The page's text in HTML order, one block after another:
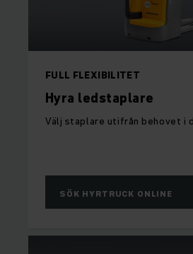
FULL FLEXIBILITET
Hyra ledstaplare
Välj staplare utifrån behovet i
SÖK HYRTRUCK ONLINE